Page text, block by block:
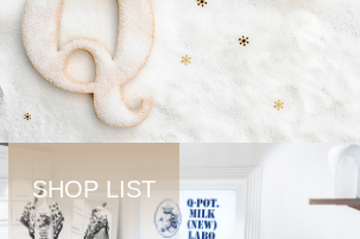
SHOP LIST